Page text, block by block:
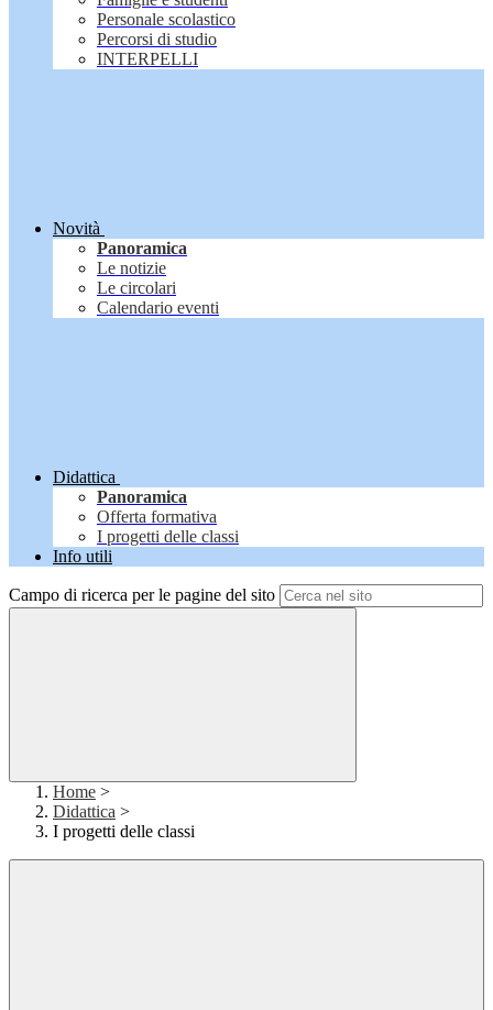
Personale scolastico
Percorsi di studio
INTERPELLI
Novità
Panoramica
Le notizie
Le circolari
Calendario eventi
Didattica
Panoramica
Offerta formativa
I progetti delle classi
Info utili
Campo di ricerca per le pagine del sito
Home >
Didattica >
I progetti delle classi